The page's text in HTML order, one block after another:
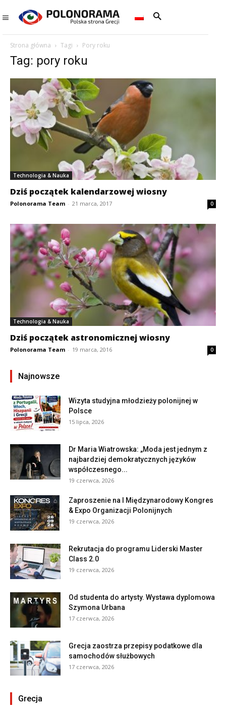
Strona główna Tagi Pory roku
Tag: pory roku
Technologia & Nauka
Dziś początek kalendarzowej wiosny
Polonorama Team - 21 marca, 2017 0
Technologia & Nauka
Dziś początek astronomicznej wiosny
Polonorama Team - 19 marca, 2016 0
Najnowsze
Wizyta studyjna młodzieży polonijnej w
Polsce
15 lipca, 2026
Dr Maria Wiatrowska: „Moda jest jednym z
najbardziej demokratycznych języków
współczesnego...
19 czerwca, 2026
Zaproszenie na I Międzynarodowy Kongres
& Expo Organizacji Polonijnych
19 czerwca, 2026
Rekrutacja do programu Liderski Master
Class 2.0
19 czerwca, 2026
Od studenta do artysty. Wystawa dyplomowa
Szymona Urbana
17 czerwca, 2026
Grecja zaostrza przepisy podatkowe dla
samochodów służbowych
17 czerwca, 2026
Grecja